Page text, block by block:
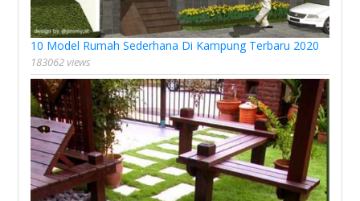
10 Model Rumah Sederhana Di Kampung Terbaru 2020
183062 views